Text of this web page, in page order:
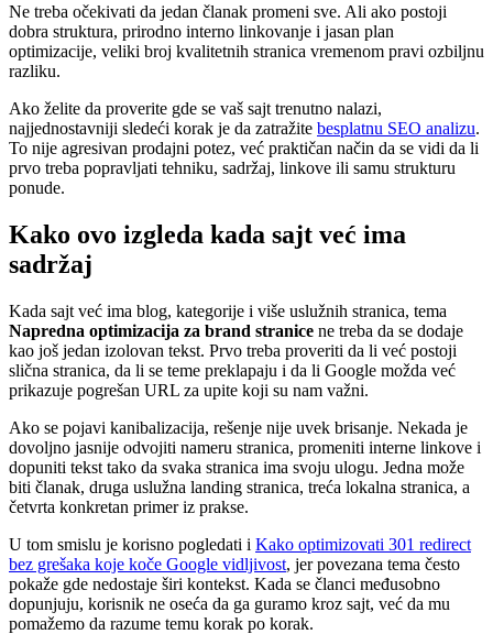
Ne treba očekivati da jedan članak promeni sve. Ali ako postoji
dobra struktura, prirodno interno linkovanje i jasan plan
optimizacije, veliki broj kvalitetnih stranica vremenom pravi ozbiljnu
razliku.
Ako želite da proverite gde se vaš sajt trenutno nalazi,
najjednostavniji sledeći korak je da zatražite besplatnu SEO analizu.
To nije agresivan prodajni potez, već praktičan način da se vidi da li
prvo treba popravljati tehniku, sadržaj, linkove ili samu strukturu
ponude.
Kako ovo izgleda kada sajt već ima
sadržaj
Kada sajt već ima blog, kategorije i više uslužnih stranica, tema
Napredna optimizacija za brand stranice ne treba da se dodaje
kao još jedan izolovan tekst. Prvo treba proveriti da li već postoji
slična stranica, da li se teme preklapaju i da li Google možda već
prikazuje pogrešan URL za upite koji su nam važni.
Ako se pojavi kanibalizacija, rešenje nije uvek brisanje. Nekada je
dovoljno jasnije odvojiti nameru stranica, promeniti interne linkove i
dopuniti tekst tako da svaka stranica ima svoju ulogu. Jedna može
biti članak, druga uslužna landing stranica, treća lokalna stranica, a
četvrta konkretan primer iz prakse.
U tom smislu je korisno pogledati i Kako optimizovati 301 redirect
bez grešaka koje koče Google vidljivost, jer povezana tema često
pokaže gde nedostaje širi kontekst. Kada se članci međusobno
dopunjuju, korisnik ne oseća da ga guramo kroz sajt, već da mu
pomažemo da razume temu korak po korak.